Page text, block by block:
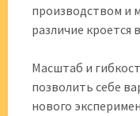
производством и
различие
Масштаб и
позволить себе
нового